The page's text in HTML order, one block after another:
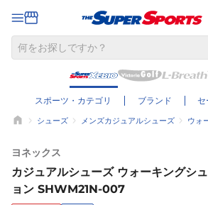
スポーツ・カテゴリ ブランド セ
シューズ メンズカジュアルシューズ ウォ
ヨネックス
カジュアルシューズ ウォーキングシ
ョン SHWM21N-007